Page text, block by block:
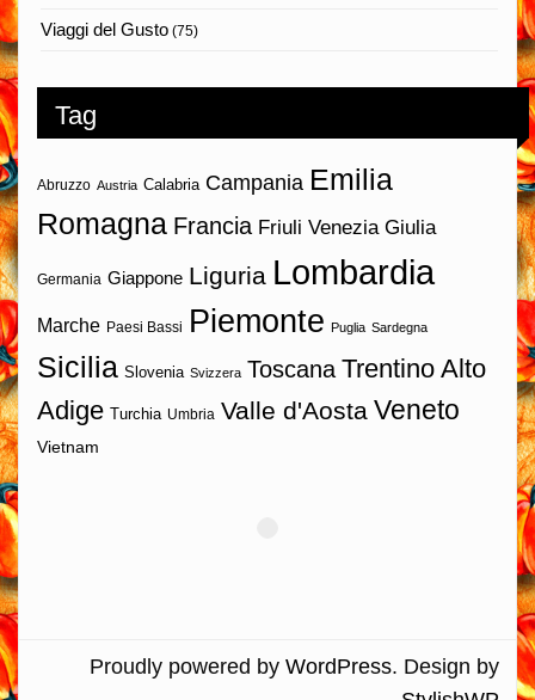
Viaggi del Gusto (75)
Tag
Abruzzo Austria Calabria Campania Emilia
Romagna Francia Friuli Venezia Giulia
Germania Giappone Liguria Lombardia
Marche Paesi Bassi Piemonte Puglia Sardegna
Sicilia Slovenia Svizzera Toscana Trentino Alto
Adige Turchia Umbria Valle d'Aosta Veneto
Vietnam
Proudly powered by WordPress. Design by